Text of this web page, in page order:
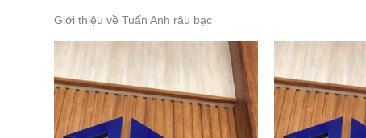
Giới thiệu về Tuấn Anh râu bạc